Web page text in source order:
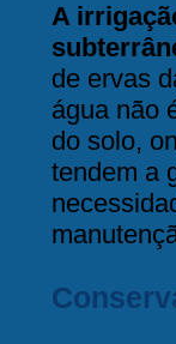
A
de ervas
água não
do solo,
tendem a